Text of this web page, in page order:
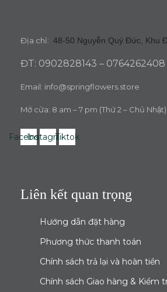
Địa chỉ: 48-50 Nguyễn Quý Đức, Khu
ĐT: 0902828143 – 0764262408
Email: info@springflowers.store
Mở cửa: 8 am – 7 pm (Thứ 2 – Chủ Nhật)
Facebook
Instagram
Tiktok
Liên kết quan trọng
Hướng dẫn đặt hàng
Phương thức thanh toán
Chính sách trả lại và hoàn tiền
Chính sách Giao hàng & Kiểm